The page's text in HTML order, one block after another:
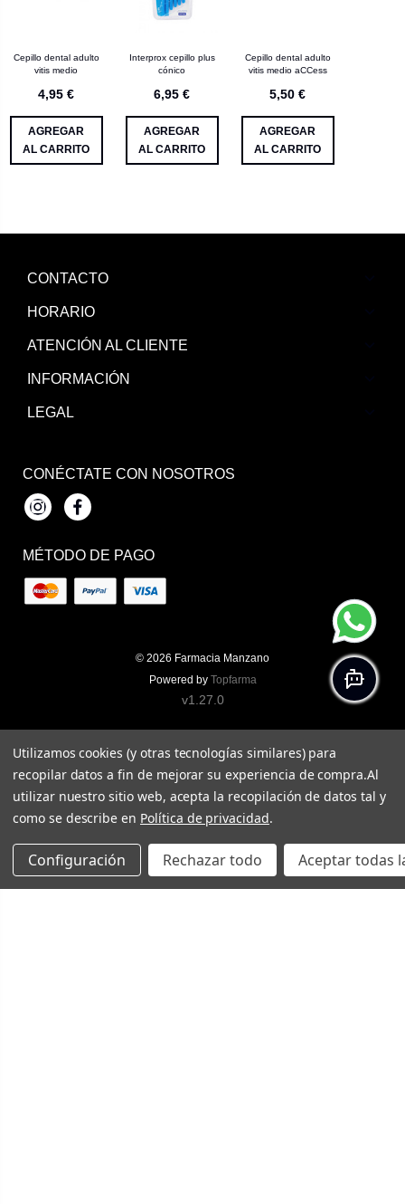
Cepillo dental adulto
vitis medio
4,95 €
AGREGAR
AL CARRITO
Interprox cepillo plus
cónico
6,95 €
AGREGAR
AL CARRITO
Cepillo dental adulto
vitis medio aCCess
5,50 €
AGREGAR
AL CARRITO
CONTACTO
HORARIO
ATENCIÓN AL CLIENTE
INFORMACIÓN
LEGAL
CONÉCTATE CON NOSOTROS
InstagramFacebook
MÉTODO DE PAGO
© 2026 Farmacia Manzano
Powered by Topfarma
v1.27.0
Utilizamos cookies (y otras tecnologías similares) para
recopilar datos a fin de mejorar su experiencia de compra.Al
utilizar nuestro sitio web, acepta la recopilación de datos tal y
como se describe en Política de privacidad.
Configuración Rechazar todo Aceptar todas